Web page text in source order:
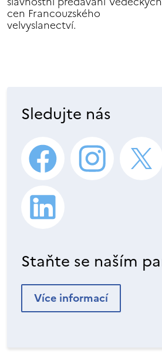
cen Francouzského
velvyslanectví.
Sledujte nás
Staňte se naším
Více informací